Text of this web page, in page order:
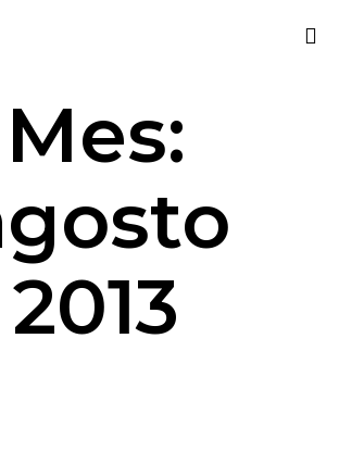
Mes:
2013